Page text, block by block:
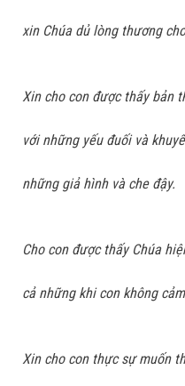
xin Chúa dủ lòng thương
Xin cho con được thấy bản
với những yếu đuối và
những giả hình và che đậy.
Cho con được thấy Chúa
cả những khi con không
Xin cho con thực sự muốn